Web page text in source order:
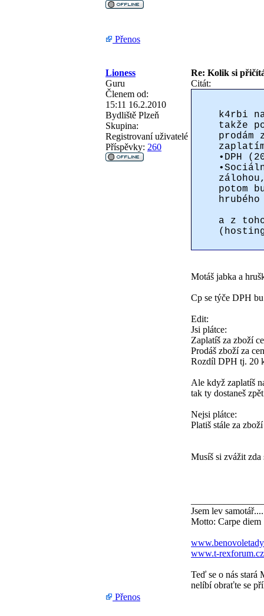
Přenos
Lioness
Re: Kolik si
Guru
Členem od:
15:11 16.2.2010
Bydliště Plzeň
Skupina:
Registrovaní uživatelé
Příspěvky: 260
Citát:
k4rbi
takže
•DPH
potom
a z
Motáš jabka a
Cp se týče DPH
Edit:
Jsi plátce:
Zaplatíš za zboží
Prodáš zboží za
Rozdíl DPH tj. 20
Ale když zaplatíš
tak ty dostaneš
Nejsi plátce:
Platiš stále za
Musíš si zvážit
Jsem lev
Motto: Carpe diem
www.t-rexforum.cz
Teď se o nás stará
nelíbí obraťte se
Přenos